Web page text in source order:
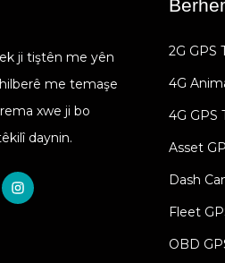
4pin Amûrên
Ji Bo Hemî ...
ji tiştên me yên
me temaşe
xwe ji bo
daynin.
2G GPS
4G
4G GPS
Asset
Dash
Fleet
OBD